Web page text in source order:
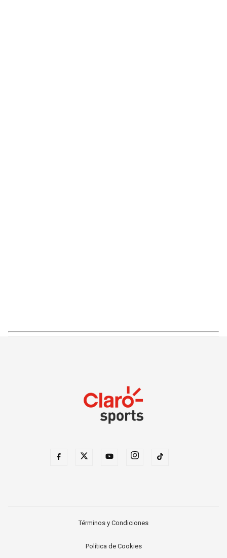
Términos y Condiciones
Política de Cookies